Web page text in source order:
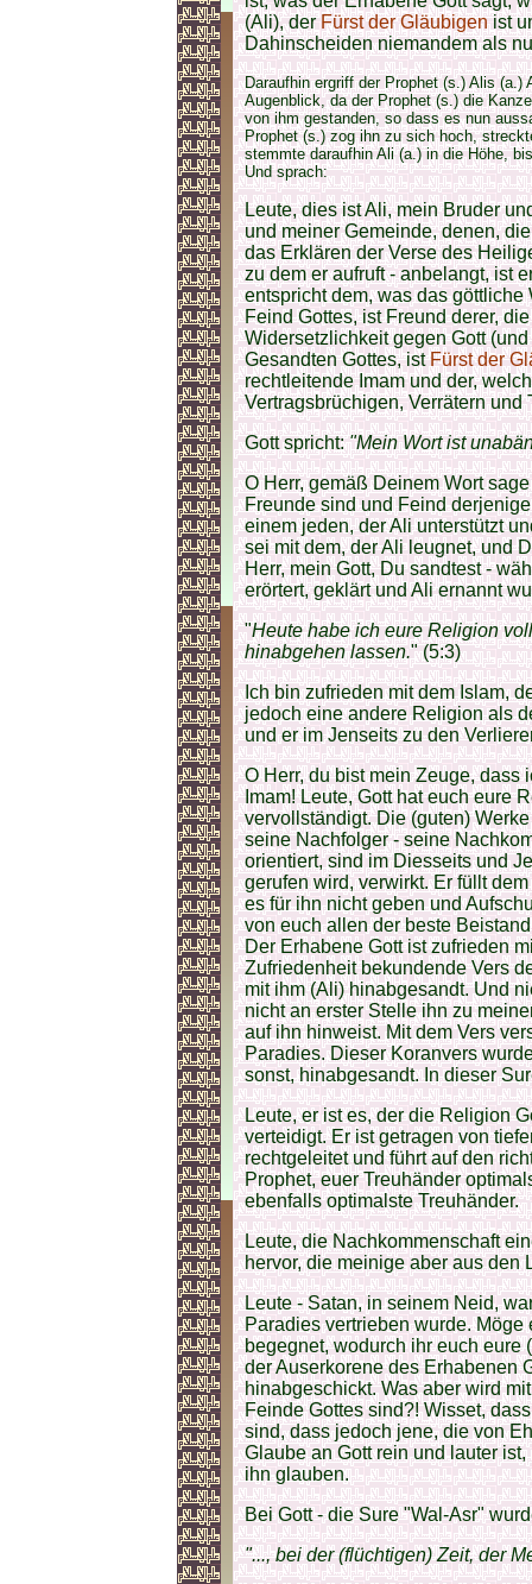
(Ali), derFürst der Gläubigenist
Dahinscheiden niemandem als
Daraufhin ergriff der Prophet (s.) Alis
Augenblick, da der Prophet (s.) die
von ihm gestanden, so dass es nun
Prophet (s.) zog ihn zu sich hoch,
stemmte daraufhin Ali (a.) in die Höhe,
Und sprach:
Leute, dies ist Ali, mein Bruder
und meiner Gemeinde, denen,
das Erklären der Verse des
zu dem er aufruft - anbelangt, ist
entspricht dem, was das
Feind Gottes, ist Freund derer,
Widersetzlichkeit gegen Gott
Gesandten Gottes, istFürst der
rechtleitende Imam und der,
Vertragsbrüchigen, Verrätern und
Gott spricht:"Mein Wort ist
O Herr, gemäß Deinem Wort
Freunde sind und Feind
einem jeden, der Ali unterstützt
sei mit dem, der Ali leugnet, und
Herr, mein Gott, Du sandtest -
erörtert, geklärt und Ali ernannt
"Heute habe ich eure Religion
hinabgehen lassen." (5:3)
Ich bin zufrieden mit dem Islam,
jedoch eine andere Religion als
und er im Jenseits zu den
O Herr, du bist mein Zeuge, dass
Imam! Leute, Gott hat euch eure
vervollständigt. Die (guten)
seine Nachfolger - seine
orientiert, sind im Diesseits und
gerufen wird, verwirkt. Er füllt
es für ihn nicht geben und
von euch allen der beste
Der Erhabene Gott ist zufrieden
Zufriedenheit bekundende Vers
mit ihm (Ali) hinabgesandt. Und
nicht an erster Stelle ihn zu
auf ihn hinweist. Mit dem Vers
Paradies. Dieser Koranvers
sonst, hinabgesandt. In dieser
Leute, er ist es, der die Religion
verteidigt. Er ist getragen von
rechtgeleitet und führt auf den
Prophet, euer Treuhänder
ebenfalls optimalste Treuhänder.
Leute, die Nachkommenschaft
hervor, die meinige aber aus den
Leute - Satan, in seinem Neid,
Paradies vertrieben wurde.
begegnet, wodurch ihr euch eure
der Auserkorene des Erhabenen
hinabgeschickt. Was aber wird
Feinde Gottes sind?! Wisset,
sind, dass jedoch jene, die von
Glaube an Gott rein und lauter
ihn glauben.
Bei Gott - die Sure "Wal-Asr"
"..., bei der (flüchtigen) Zeit, der